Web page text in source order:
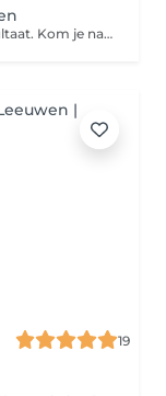
Tweede behandeling het best behaalde resultaat. Kom je na 3 weken terug voor de tweede behandeling betaal je weer 62,5 voor behandeling.
19